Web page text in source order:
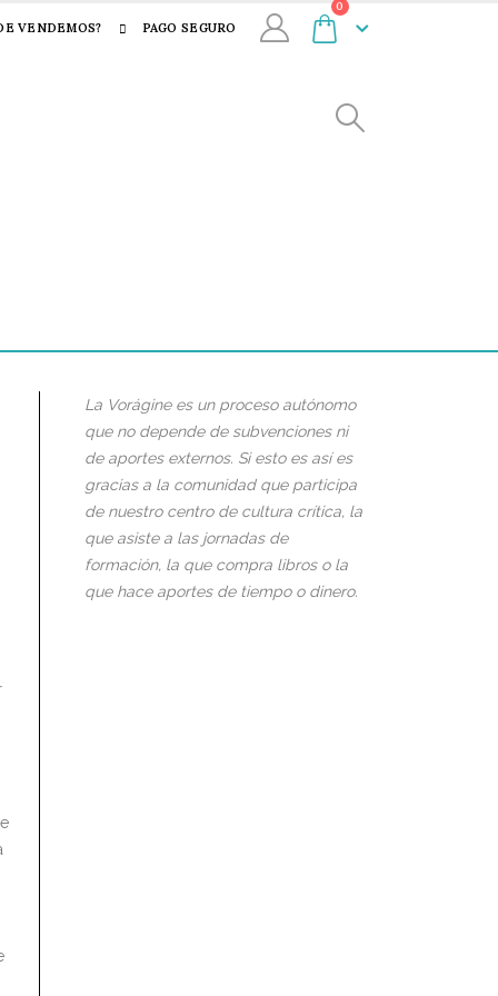
VENDEMOS? PAGO SEGURO
0
La Vorágine es un proceso autónomo
que no depende de subvenciones ni
de aportes externos. Si esto es así es
gracias a la comunidad que participa
de nuestro centro de cultura crítica, la
que asiste a las jornadas de
formación, la que compra libros o la
que hace aportes de tiempo o dinero.